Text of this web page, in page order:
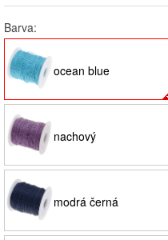
Barva:
ocean blue
nachový
modrá černá